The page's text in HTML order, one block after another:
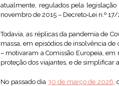
atualmente, regulados pela
novembro de 2015 – Decreto‑Lei n.º
Todavia, as réplicas da pandemia de
massa, em episódios de insolvência de
– motivaram a Comissão Europeia,
proteção dos viajantes, e de simplificar
No passado dia 30 de março de 2026,